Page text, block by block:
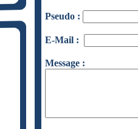
Pseudo :
E-Mail :
Message :